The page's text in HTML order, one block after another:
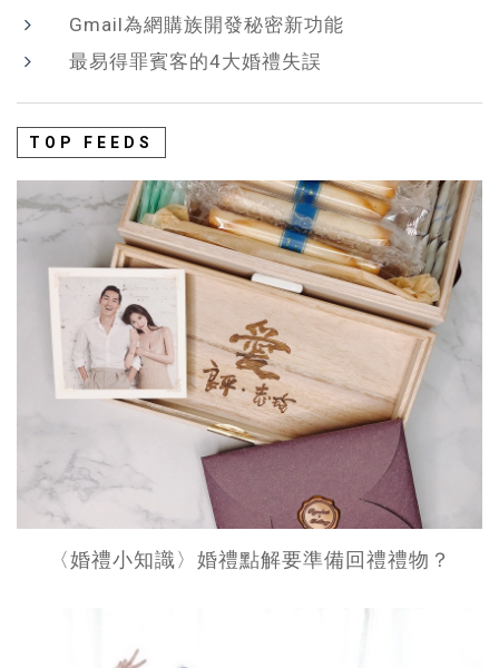
Gmail為網購族開發秘密新功能
最易得罪賓客的4大婚禮失誤
TOP FEEDS
〈婚禮小知識〉婚禮點解要準備回禮禮物？